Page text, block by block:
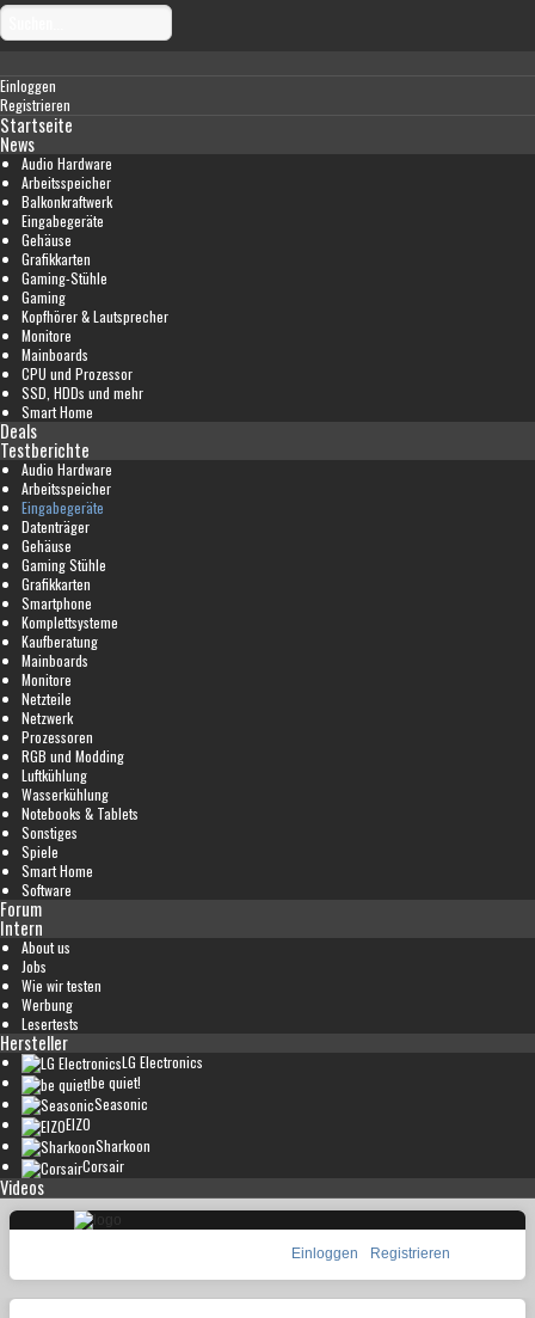
Einloggen
Registrieren
Startseite
News
Audio Hardware
Arbeitsspeicher
Balkonkraftwerk
Eingabegeräte
Gehäuse
Grafikkarten
Gaming-Stühle
Gaming
Kopfhörer & Lautsprecher
Monitore
Mainboards
CPU und Prozessor
SSD, HDDs und mehr
Smart Home
Deals
Testberichte
Audio Hardware
Arbeitsspeicher
Eingabegeräte
Datenträger
Gehäuse
Gaming Stühle
Grafikkarten
Smartphone
Komplettsysteme
Kaufberatung
Mainboards
Monitore
Netzteile
Netzwerk
Prozessoren
RGB und Modding
Luftkühlung
Wasserkühlung
Notebooks & Tablets
Sonstiges
Spiele
Smart Home
Software
Forum
Intern
About us
Jobs
Wie wir testen
Werbung
Lesertests
Hersteller
LG Electronics
be quiet!
Seasonic
EIZO
Sharkoon
Corsair
Videos
Einloggen Registrieren